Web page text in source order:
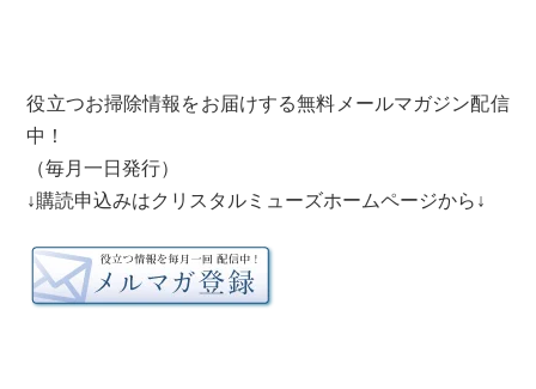
役立つお掃除情報をお届けする無料メールマガジン配信
中！
（毎月一日発行）
↓購読申込みはクリスタルミューズホームページから↓